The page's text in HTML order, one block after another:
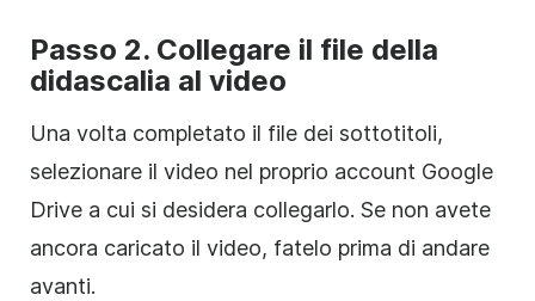
Passo 2. Collegare il file della
didascalia al video
Una volta completato il file dei sottotitoli,
selezionare il video nel proprio account Google
Drive a cui si desidera collegarlo. Se non avete
ancora caricato il video, fatelo prima di andare
avanti.